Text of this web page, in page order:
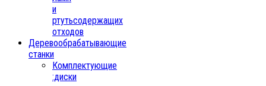
и
ртутьсодержащих
отходов
Деревообрабатывающие
станки
Комплектующие
:диски